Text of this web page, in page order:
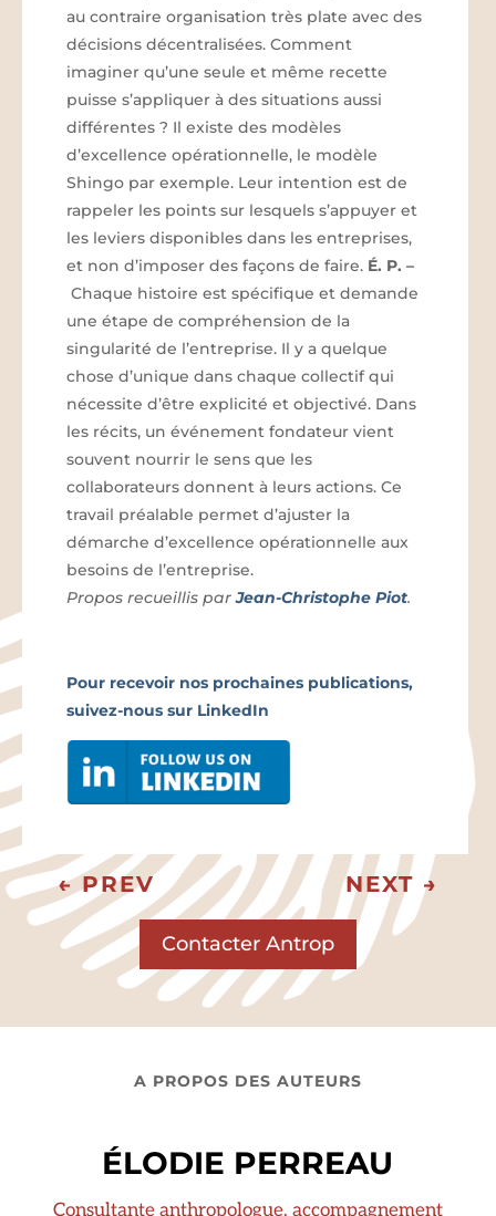
au contraire organisation très plate avec des
décisions décentralisées. Comment
imaginer qu’une seule et même recette
puisse s’appliquer à des situations aussi
différentes ? Il existe des modèles
d’excellence opérationnelle, le modèle
Shingo par exemple. Leur intention est de
rappeler les points sur lesquels s’appuyer et
les leviers disponibles dans les entreprises,
et non d’imposer des façons de faire. É. P. –
Chaque histoire est spécifique et demande
une étape de compréhension de la
singularité de l’entreprise. Il y a quelque
chose d’unique dans chaque collectif qui
nécessite d’être explicité et objectivé. Dans
les récits, un événement fondateur vient
souvent nourrir le sens que les
collaborateurs donnent à leurs actions. Ce
travail préalable permet d’ajuster la
démarche d’excellence opérationnelle aux
besoins de l’entreprise.
Propos recueillis parJean-Christophe Piot.
Pour recevoir nos prochaines publications,
suivez-nous sur LinkedIn
←PREV NEXT →
Contacter Antrop
A PROPOS DES AUTEURS
ÉLODIE PERREAU
Consultante anthropologue, accompagnement